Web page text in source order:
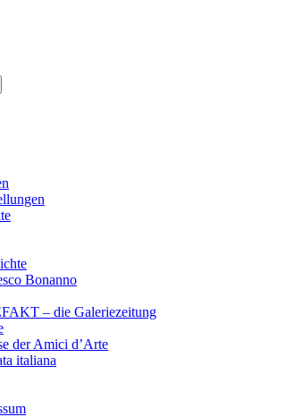
Bonanno
– die Galeriezeitung
der Amici d’Arte
italiana